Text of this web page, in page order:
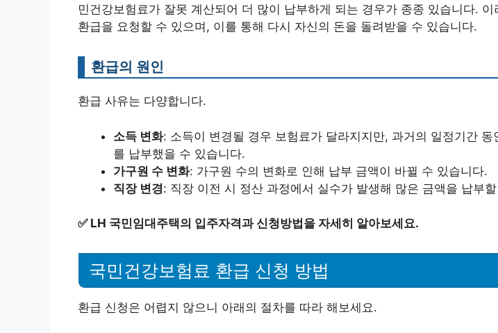
민건강보험료가 잘못 계산되어 더 많이 납부하게 되는 경우가 종종 있습니다. 이
환급을 요청할 수 있으며, 이를 통해 다시 자신의 돈을 돌려받을 수 있습니다.
환급의 원인
환급 사유는 다양합니다.
소득 변화: 소득이 변경될 경우 보험료가 달라지지만, 과거의 일정기간 동
를 납부했을 수 있습니다.
가구원 수 변화: 가구원 수의 변화로 인해 납부 금액이 바뀔 수 있습니다.
직장 변경: 직장 이전 시 정산 과정에서 실수가 발생해 많은 금액을 납부
✅ LH 국민임대주택의 입주자격과 신청방법을 자세히 알아보세요.
국민건강보험료 환급 신청 방법
환급 신청은 어렵지 않으니 아래의 절차를 따라 해보세요.